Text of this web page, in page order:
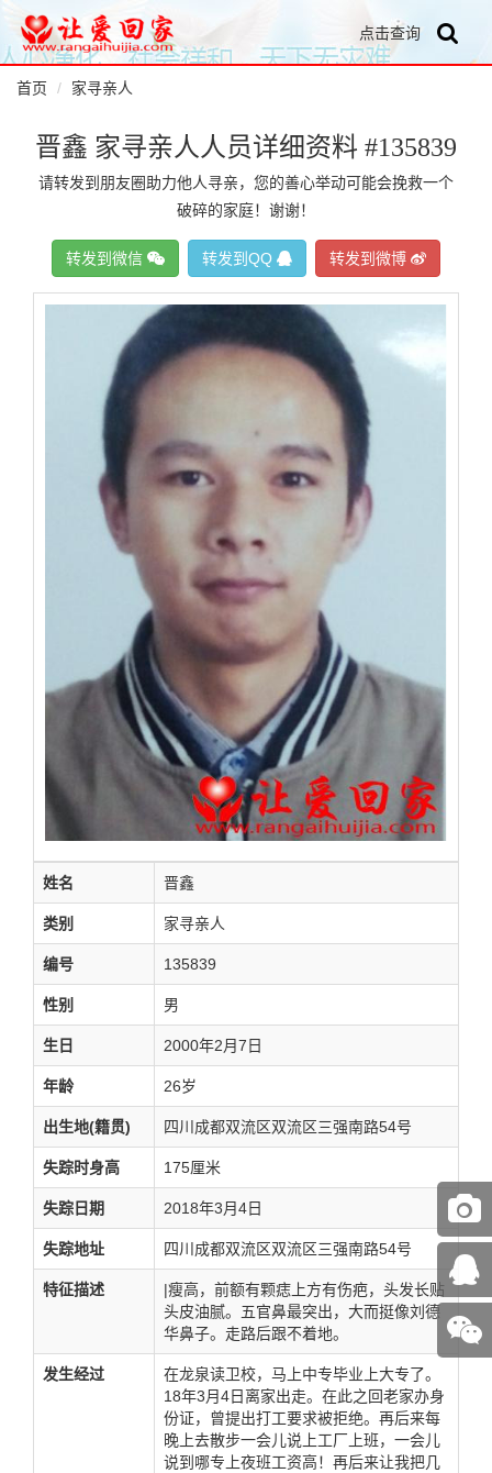
点击查询
首页 家寻亲人
晋鑫 家寻亲人人员详细资料 #135839
请转发到朋友圈助力他人寻亲，您的善心举动可能会挽救一个
破碎的家庭！谢谢！
转发到微信 转发到QQ 转发到微博
姓名 晋鑫
类别 家寻亲人
编号 135839
性别 男
生日 2000年2月7日
年龄 26岁
出生地(籍贯) 四川成都双流区双流区三强南路54号
失踪时身高 175厘米
失踪日期 2018年3月4日
失踪地址 四川成都双流区双流区三强南路54号
特征描述
|瘦高，前额有颗痣上方有伤疤，头发长贴
头皮油腻。五官鼻最突出，大而挺像刘德
华鼻子。走路后跟不着地。
发生经过
在龙泉读卫校，马上中专毕业上大专了。
18年3月4日离家出走。在此之回老家办身
份证，曾提出打工要求被拒绝。再后来每
晚上去散步一会儿说上工厂上班，一会儿
说到哪专上夜班工资高！再后来让我把几